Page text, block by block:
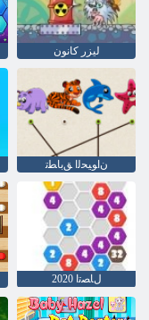
ليزر كانون
ﻥﺍﻮﻴﺤﻟﺍ ﻖﺑﺎﻄﺗ
ﻝﺎﺼﺗﺍ 2020